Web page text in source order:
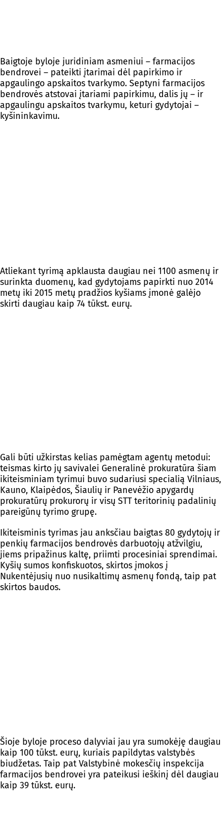
Baigtoje byloje juridiniam asmeniui – farmacijos
bendrovei – pateikti įtarimai dėl papirkimo ir
apgaulingo apskaitos tvarkymo. Septyni farmacijos
bendrovės atstovai įtariami papirkimu, dalis jų – ir
apgaulingu apskaitos tvarkymu, keturi gydytojai –
kyšininkavimu.
Atliekant tyrimą apklausta daugiau nei 1100 asmenų ir
surinkta duomenų, kad gydytojams papirkti nuo 2014
metų iki 2015 metų pradžios kyšiams įmonė galėjo
skirti daugiau kaip 74 tūkst. eurų.
Gali būti užkirstas kelias pamėgtam agentų metodui:
teismas kirto jų savivalei Generalinė prokuratūra šiam
ikiteisminiam tyrimui buvo sudariusi specialią Vilniaus,
Kauno, Klaipėdos, Šiaulių ir Panevėžio apygardų
prokuratūrų prokurorų ir visų STT teritorinių padalinių
pareigūnų tyrimo grupę.
Ikiteisminis tyrimas jau anksčiau baigtas 80 gydytojų ir
penkių farmacijos bendrovės darbuotojų atžvilgiu,
jiems pripažinus kaltę, priimti procesiniai sprendimai.
Kyšių sumos konfiskuotos, skirtos įmokos į
Nukentėjusių nuo nusikaltimų asmenų fondą, taip pat
skirtos baudos.
Šioje byloje proceso dalyviai jau yra sumokėję daugiau
kaip 100 tūkst. eurų, kuriais papildytas valstybės
biudžetas. Taip pat Valstybinė mokesčių inspekcija
farmacijos bendrovei yra pateikusi ieškinį dėl daugiau
kaip 39 tūkst. eurų.